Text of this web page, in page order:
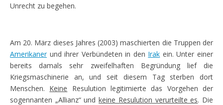
Unrecht zu begehen.
Am 20. März dieses Jahres (2003) maschierten die Truppen der
Amerikanerund ihrer Verbündeten in den Irak ein. Unter einer
bereits damals sehr zweifelhaften Begründung lief die
Kriegsmaschinerie an, und seit diesem Tag sterben dort
Menschen. Keine Resulution legitimierte das Vorgehen der
sogennanten „Allianz“ undkeine Resulution verurteilte es. Die